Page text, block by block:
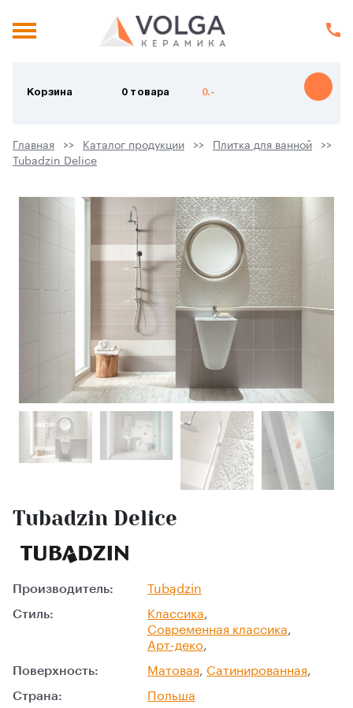
Корзина 0 товара 0.-
Главная Каталог продукции
Плитка для ванной
Tubadzin Delice
Tubadzin Delice
Производитель:
Tubądzin
Стиль:
Классика,
Современная классика,
Арт-деко,
Поверхность:
Матовая, Сатинированная,
Страна:
Польша